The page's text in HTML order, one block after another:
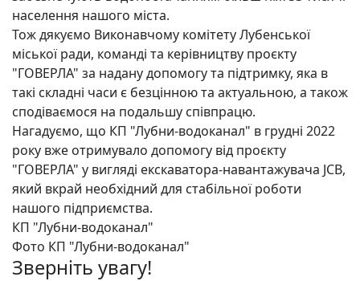
населення нашого міста.
Тож дякуємо Виконавчому комітету Лубенської
міської ради, команді та керівництву проєкту
"ГОВЕРЛА" за надану допомогу та підтримку, яка в
такі складні часи є безцінною та актуальною, а також
сподіваємося на подальшу співпрацю.
Нагадуємо, що КП "Лубни-водоканал" в грудні 2022
року вже отримувало допомогу від проєкту
"ГОВЕРЛА" у вигляді екскаватора-навантажувача JCB,
який вкрай необхідний для стабільної роботи
нашого підприємства.
КП "Лубни-водоканал"
Фото КП "Лубни-водоканал"
Зверніть увагу!